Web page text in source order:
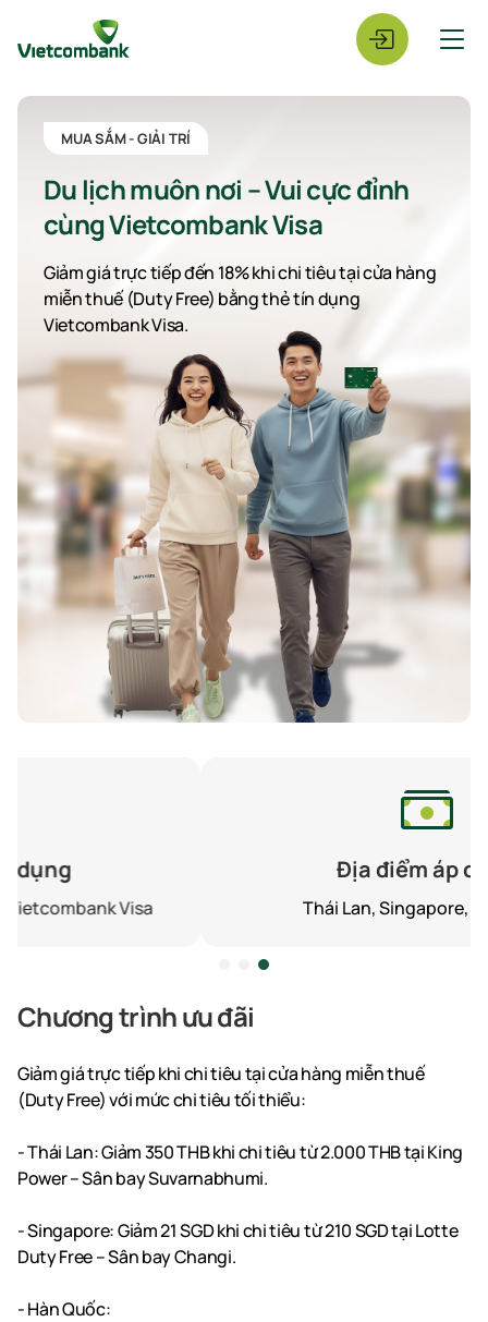
MUA SẮM - GIẢI TRÍ
Du lịch muôn nơi – Vui cực đỉnh
cùng Vietcombank Visa
Giảm giá trực tiếp đến 18% khi chi tiêu tại cửa hàng
miễn thuế (Duty Free) bằng thẻ tín dụng
Vietcombank Visa.
Thái Lan, Singapore, Hàn Quốc
Chương trình ưu đãi
Giảm giá trực tiếp khi chi tiêu tại cửa hàng miễn thuế
(Duty Free) với mức chi tiêu tối thiểu:
- Thái Lan: Giảm 350 THB khi chi tiêu từ 2.000 THB tại King
Power – Sân bay Suvarnabhumi.
- Singapore: Giảm 21 SGD khi chi tiêu từ 210 SGD tại Lotte
Duty Free – Sân bay Changi.
- Hàn Quốc: